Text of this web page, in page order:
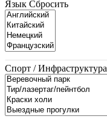
Язык Сбросить
Спорт / Инфраструктура